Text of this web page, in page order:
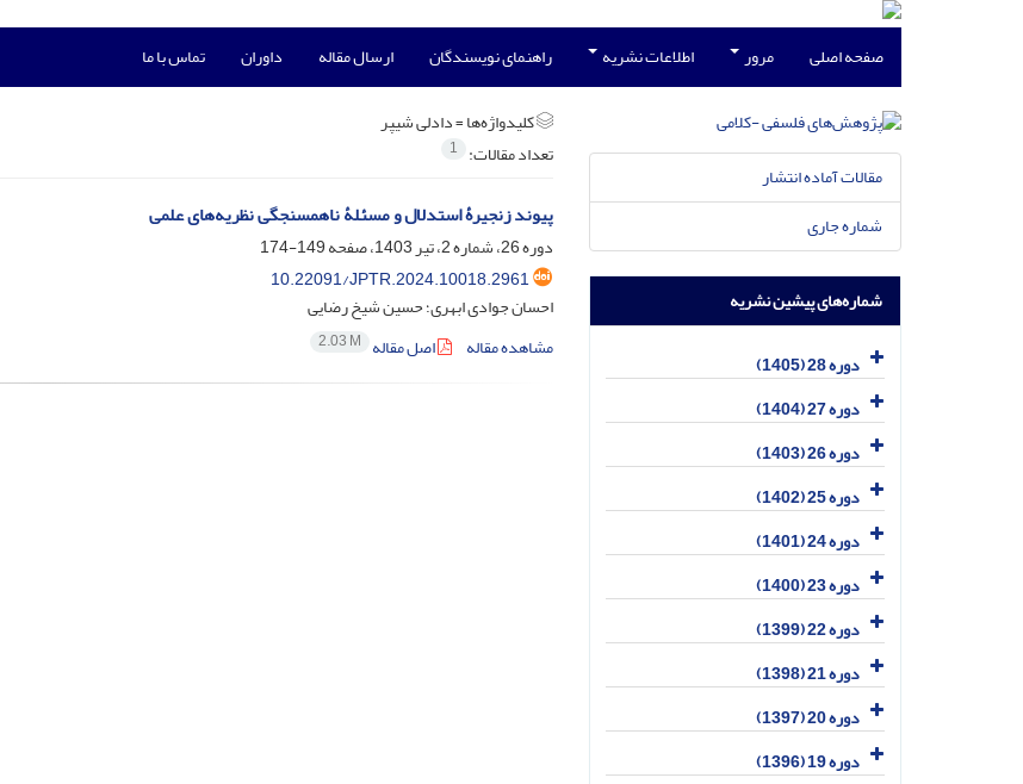
صفحه اصلی مرور اطلاعات نشریه راهنمای نویسندگان ارسال مقاله داوران تماس با ما
کلیدواژه‌ها =دادلی شیپر
تعداد مقالات: 1
پیوند زنجیرۀ استدلال و مسئلۀ ناهمسنجگی نظریه‌های علمی
دوره 26، شماره 2، تیر 1403، صفحه
149-174
10.22091/JPTR.2024.10018.2961
احسان جوادی ابهری؛ حسین شیخ رضایی
مشاهده مقاله
اصل مقاله 2.03 M
مقالات آماده انتشار
شماره جاری
شماره‌های پیشین نشریه
دوره 28 (1405)
دوره 27 (1404)
دوره 26 (1403)
دوره 25 (1402)
دوره 24 (1401)
دوره 23 (1400)
دوره 22 (1399)
دوره 21 (1398)
دوره 20 (1397)
دوره 19 (1396)